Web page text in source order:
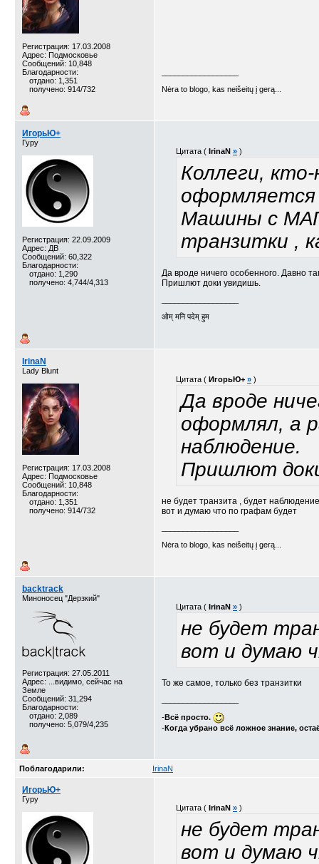
Регистрация: 17.03.2008
Адрес: Подмосковье
Сообщений: 10,848
Благодарности:
отдано: 1,351
получено: 914/732
Nėra to blogo, kas neišeitų į gerą...
ИгорьЮ+
Гуру
Регистрация: 22.09.2009
Адрес: ДВ
Сообщений: 60,322
Благодарности:
отдано: 1,290
получено: 4,744/4,313
Цитата ( IrinaN » )
Коллеги,
оформляется
Машины с
транзитки ,
Да вроде ничего особенного. Давно
Пришлют доки увидишь.
ओम् मनि पदेम् हुम
IrinaN
Lady Blunt
Регистрация: 17.03.2008
Адрес: Подмосковье
Сообщений: 10,848
Благодарности:
отдано: 1,351
получено: 914/732
Цитата ( ИгорьЮ+ » )
Да вроде
оформлял, а
наблюдение.
Пришлют
не будет транзита , будет
вот и думаю что по графам будет
Nėra to blogo, kas neišeitų į gerą...
backtrack
Миноносец "Дерзкий"
Регистрация: 27.05.2011
Адрес: ...видимо, сейчас на
Земле
Сообщений: 31,294
Благодарности:
отдано: 2,089
получено: 5,079/4,235
Цитата ( IrinaN » )
не будет
вот и думаю
То же самое, только без транзитки
-Всё просто.
-Когда убрано всё ложное знание,
Поблагодарили: IrinaN
ИгорьЮ+
Гуру
Цитата ( IrinaN » )
не будет
вот и думаю